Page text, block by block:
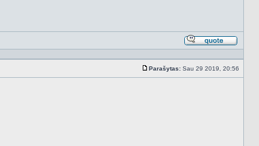
Atsakyti
Standartinė
Parašytas: Sau 29 2019, 20:56